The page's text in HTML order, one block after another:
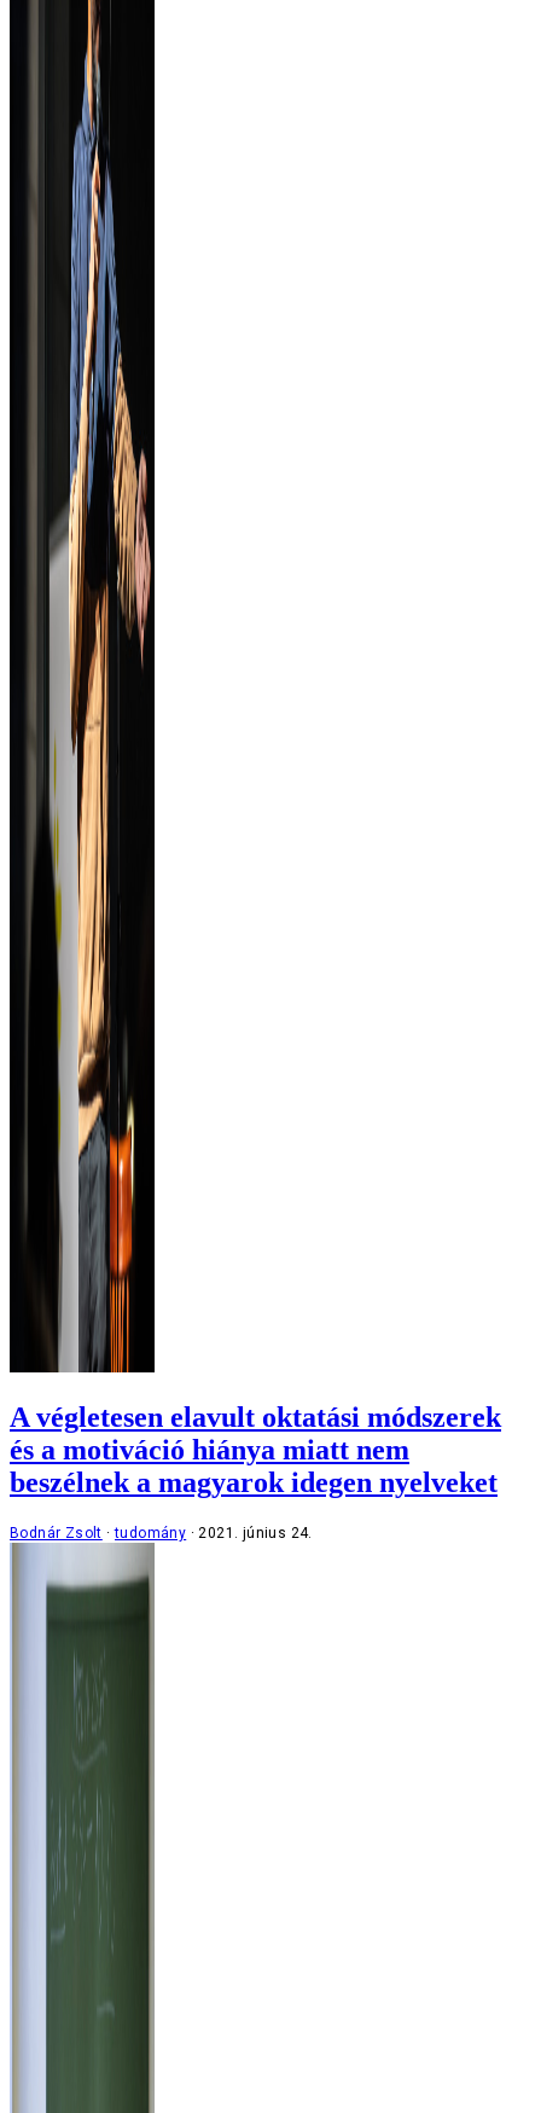
A végletesen elavult oktatási módszerek
és a motiváció hiánya miatt nem
beszélnek a magyarok idegen nyelveket
Bodnár Zsolt tudomány 2021. június 24.